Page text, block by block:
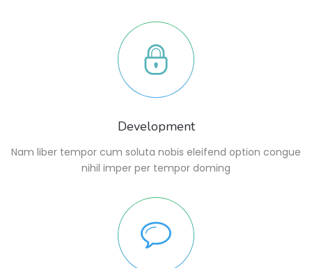
Development
Nam liber tempor cum soluta nobis eleifend option congue
nihil imper per tempor doming